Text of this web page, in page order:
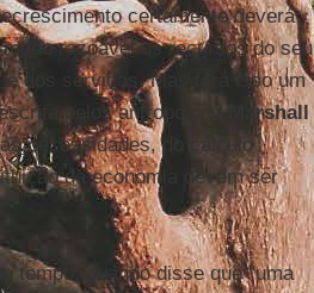
certamente deverá
razoável os recursos do seu
dos serviços. Mas fará isso um
pelos antropólogo
Marshall
necessidades, do cálculo
da economia devem ser
tempo, quando disse que "uma